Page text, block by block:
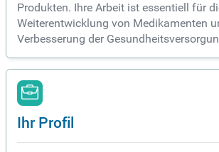
Produkten. Ihre Arbeit ist essentiell für
Weiterentwicklung von Medikamenten
Verbesserung der
Ihr Profil